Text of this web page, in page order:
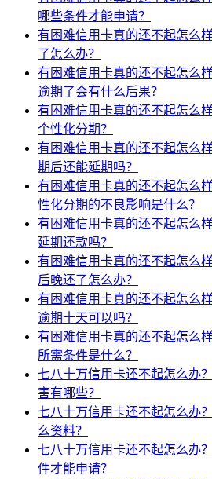
哪些条件才能申请？
有困难信用卡真的还不起怎么
了怎么办？
有困难信用卡真的还不起怎么
逾期了会有什么后果？
有困难信用卡真的还不起怎么
个性化分期？
有困难信用卡真的还不起怎么
期后还能延期吗？
有困难信用卡真的还不起怎么
性化分期的不良影响是什么？
有困难信用卡真的还不起怎么
延期还款吗？
有困难信用卡真的还不起怎么
后晚还了怎么办？
有困难信用卡真的还不起怎么
逾期十天可以吗？
有困难信用卡真的还不起怎么
所需条件是什么？
七八十万信用卡还不起怎么办
害有哪些？
七八十万信用卡还不起怎么办
么资料？
七八十万信用卡还不起怎么办
件才能申请？